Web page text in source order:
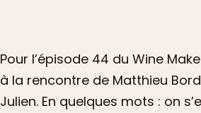
Pour l’épisode 44 du Wine
à la rencontre de Matthieu
Julien. En quelques mots : on